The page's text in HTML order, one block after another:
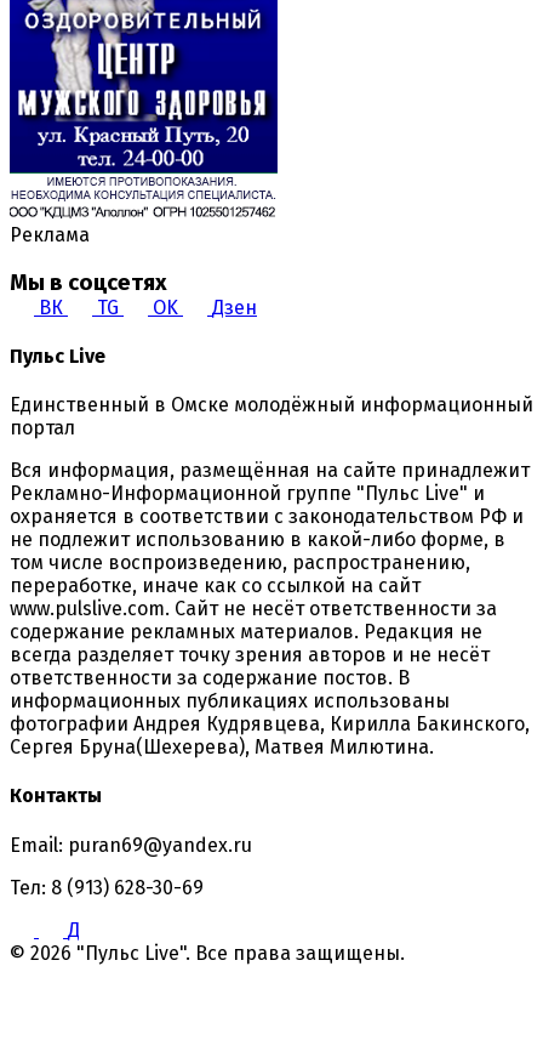
Реклама
Мы в соцсетях
ВК TG OK Дзен
Пульс Live
Единственный в Омске молодёжный информационный
портал
Вся информация, размещённая на сайте принадлежит
Рекламно-Информационной группе "Пульс Live" и
охраняется в соответствии с законодательством РФ и
не подлежит использованию в какой-либо форме, в
том числе воспроизведению, распространению,
переработке, иначе как со ссылкой на сайт
www.pulslive.com. Сайт не несёт ответственности за
содержание рекламных материалов. Редакция не
всегда разделяет точку зрения авторов и не несёт
ответственности за содержание постов. В
информационных публикациях использованы
фотографии Андрея Кудрявцева, Кирилла Бакинского,
Сергея Бруна(Шехерева), Матвея Милютина.
Контакты
Email: puran69@yandex.ru
Тел: 8 (913) 628-30-69
Д
© 2026 "Пульс Live". Все права защищены.